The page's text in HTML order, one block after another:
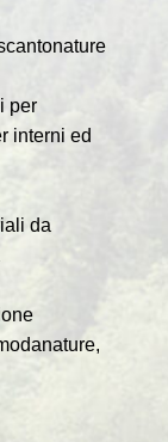
per
interni ed
da